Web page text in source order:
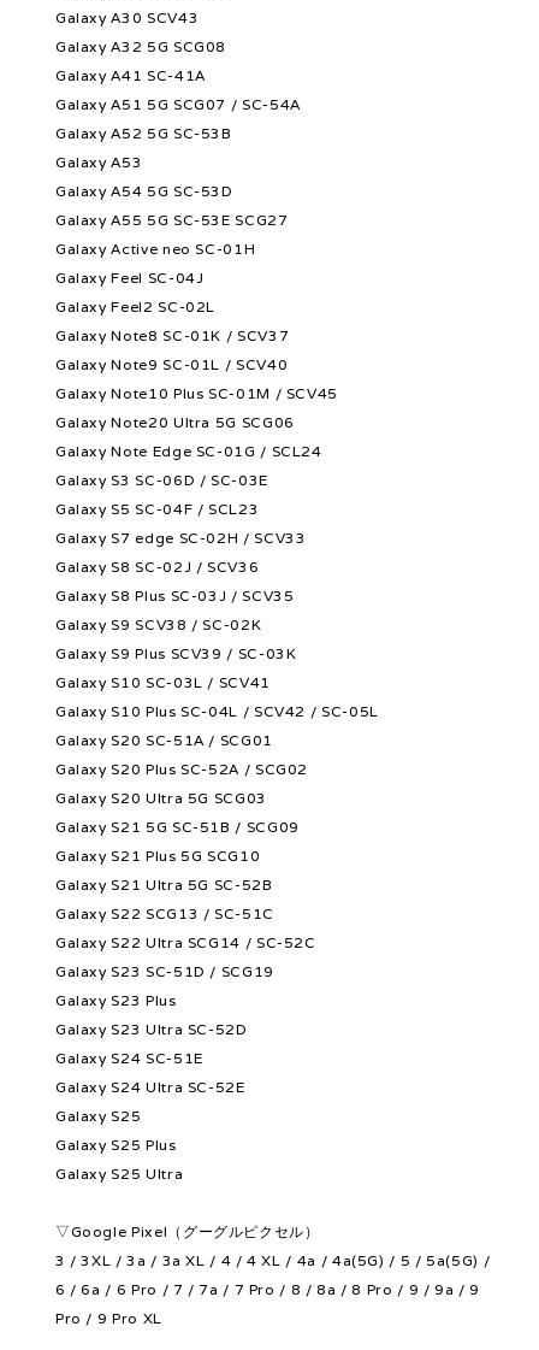
Galaxy A30 SCV43
Galaxy A32 5G SCG08
Galaxy A41 SC-41A
Galaxy A51 5G SCG07 / SC-54A
Galaxy A52 5G SC-53B
Galaxy A53
Galaxy A54 5G SC-53D
Galaxy A55 5G SC-53E SCG27
Galaxy Active neo SC-01H
Galaxy Feel SC-04J
Galaxy Feel2 SC-02L
Galaxy Note8 SC-01K / SCV37
Galaxy Note9 SC-01L / SCV40
Galaxy Note10 Plus SC-01M / SCV45
Galaxy Note20 Ultra 5G SCG06
Galaxy Note Edge SC-01G / SCL24
Galaxy S3 SC-06D / SC-03E
Galaxy S5 SC-04F / SCL23
Galaxy S7 edge SC-02H / SCV33
Galaxy S8 SC-02J / SCV36
Galaxy S8 Plus SC-03J / SCV35
Galaxy S9 SCV38 / SC-02K
Galaxy S9 Plus SCV39 / SC-03K
Galaxy S10 SC-03L / SCV41
Galaxy S10 Plus SC-04L / SCV42 / SC-05L
Galaxy S20 SC-51A / SCG01
Galaxy S20 Plus SC-52A / SCG02
Galaxy S20 Ultra 5G SCG03
Galaxy S21 5G SC-51B / SCG09
Galaxy S21 Plus 5G SCG10
Galaxy S21 Ultra 5G SC-52B
Galaxy S22 SCG13 / SC-51C
Galaxy S22 Ultra SCG14 / SC-52C
Galaxy S23 SC-51D / SCG19
Galaxy S23 Plus
Galaxy S23 Ultra SC-52D
Galaxy S24 SC-51E
Galaxy S24 Ultra SC-52E
Galaxy S25
Galaxy S25 Plus
Galaxy S25 Ultra
▽Google Pixel（グーグルピクセル）
3 / 3XL / 3a / 3a XL / 4 / 4 XL / 4a / 4a(5G) / 5 / 5a(5G) /
6 / 6a / 6 Pro / 7 / 7a / 7 Pro / 8 / 8a / 8 Pro / 9 / 9a / 9
Pro / 9 Pro XL